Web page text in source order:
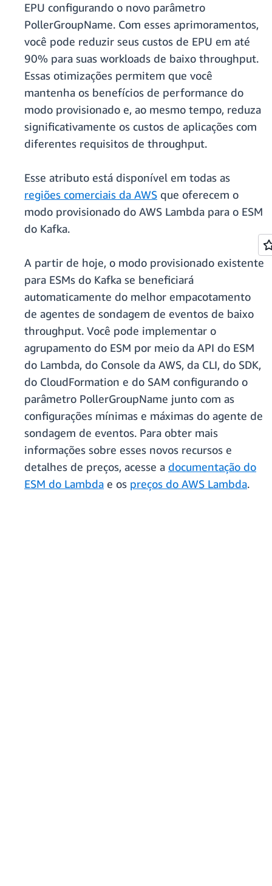
EPU configurando o novo parâmetro
PollerGroupName. Com esses aprimoramentos,
você pode reduzir seus custos de EPU em até
90% para suas workloads de baixo throughput.
Essas otimizações permitem que você
mantenha os benefícios de performance do
modo provisionado e, ao mesmo tempo, reduza
significativamente os custos de aplicações com
diferentes requisitos de throughput.
Esse atributo está disponível em todas as
regiões comerciais da AWS que oferecem o
modo provisionado do AWS Lambda para o ESM
do Kafka.
A partir de hoje, o modo provisionado existente
para ESMs do Kafka se beneficiará
automaticamente do melhor empacotamento
de agentes de sondagem de eventos de baixo
throughput. Você pode implementar o
agrupamento do ESM por meio da API do ESM
do Lambda, do Console da AWS, da CLI, do SDK,
do CloudFormation e do SAM configurando o
parâmetro PollerGroupName junto com as
configurações mínimas e máximas do agente de
sondagem de eventos. Para obter mais
informações sobre esses novos recursos e
detalhes de preços, acesse a documentação do
ESM do Lambda e os preços do AWS Lambda.